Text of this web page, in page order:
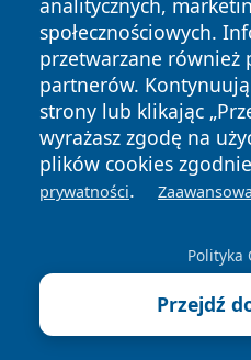
analitycznych,
społecznościowych.
przetwarzane również
partnerów.
strony lub klikając
wyrażasz zgodę na
plików cookies
prywatności.
Polityka
Przejdź
Copyright © 2026
zastrzeżone.
News Autorzy
Polityka